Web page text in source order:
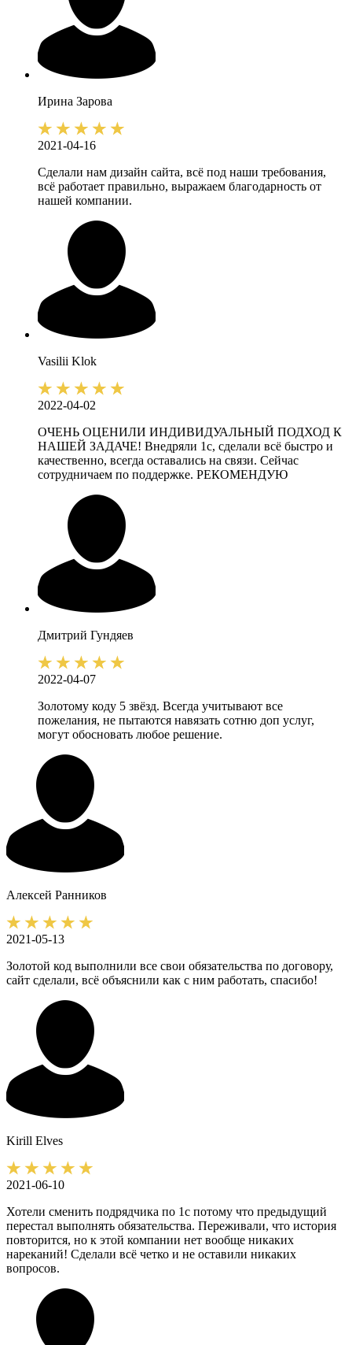
Ирина Зарова
2021-04-16
Сделали нам дизайн сайта, всё под наши требования,
всё работает правильно, выражаем благодарность от
нашей компании.
Vasilii Klok
2022-04-02
ОЧЕНЬ ОЦЕНИЛИ ИНДИВИДУАЛЬНЫЙ ПОДХОД К
НАШЕЙ ЗАДАЧЕ! Внедряли 1с, сделали всё быстро и
качественно, всегда оставались на связи. Сейчас
сотрудничаем по поддержке. РЕКОМЕНДУЮ
Дмитрий Гундяев
2022-04-07
Золотому коду 5 звёзд. Всегда учитывают все
пожелания, не пытаются навязать сотню доп услуг,
могут обосновать любое решение.
Алексей Ранников
2021-05-13
Золотой код выполнили все свои обязательства по договору,
сайт сделали, всё объяснили как с ним работать, спасибо!
Kirill Elves
2021-06-10
Хотели сменить подрядчика по 1с потому что предыдущий
перестал выполнять обязательства. Переживали, что история
повторится, но к этой компании нет вообще никаких
нареканий! Сделали всё четко и не оставили никаких
вопросов.